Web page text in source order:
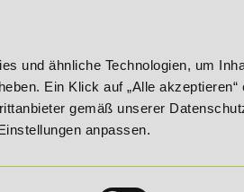
und ähnliche Technologien, um
Ein Klick auf „Alle akzeptieren“
gemäß unserer
anpassen.
Karrieretipp der Woche: 25% Rabatt